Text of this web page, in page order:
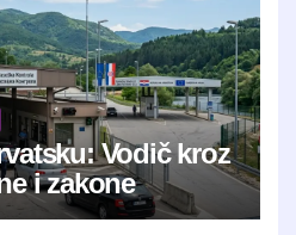
Vodič kroz
i zakone